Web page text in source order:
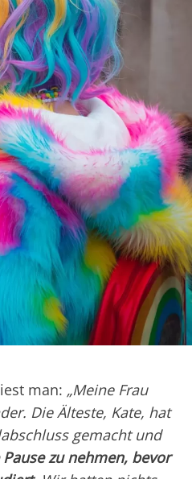
man: „Meine Frau
Die Älteste, Kate, hat
gemacht und
zu nehmen, bevor